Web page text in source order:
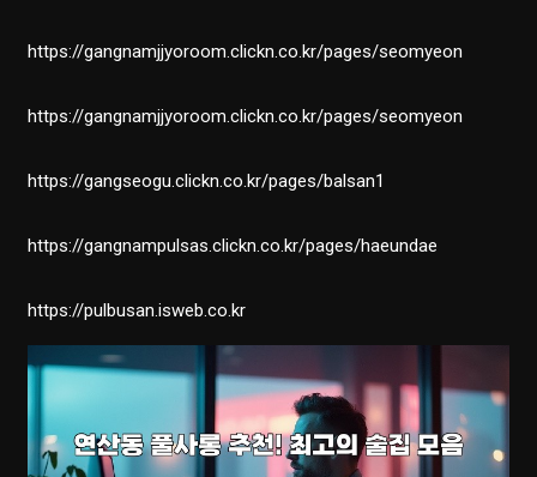
https://gangnamjjyoroom.clickn.co.kr/pages/seomyeon
https://gangnamjjyoroom.clickn.co.kr/pages/seomyeon
https://gangseogu.clickn.co.kr/pages/balsan1
https://gangnampulsas.clickn.co.kr/pages/haeundae
https://pulbusan.isweb.co.kr